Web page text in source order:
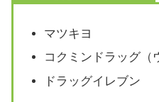
マツキヨ
コクミンドラッグ（
ドラッグイレブン